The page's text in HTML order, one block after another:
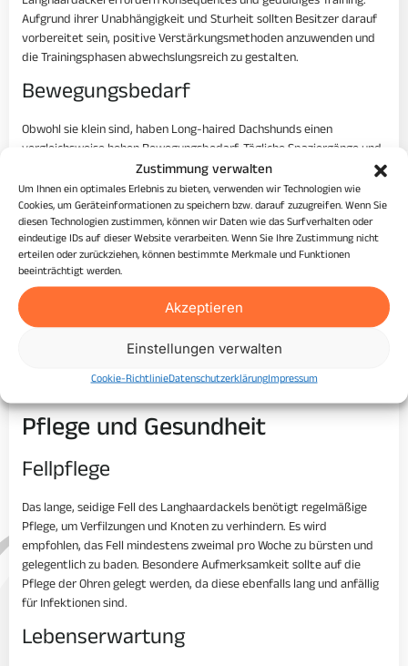
Zustimmung verwalten
Um Ihnen ein optimales Erlebnis zu bieten, verwenden wir Technologien wie
Cookies, um Geräteinformationen zu speichern bzw. darauf zuzugreifen. Wenn Sie
diesen Technologien zustimmen, können wir Daten wie das Surfverhalten oder
eindeutige IDs auf dieser Website verarbeiten. Wenn Sie Ihre Zustimmung nicht
erteilen oder zurückziehen, können bestimmte Merkmale und Funktionen
beeinträchtigt werden.
Akzeptieren
Einstellungen verwalten
Cookie-RichtlinieDatenschutzerklärungImpressum
Aufgrund ihrer Unabhängigkeit und Sturheit sollten Besitzer darauf
vorbereitet sein, positive Verstärkungsmethoden anzuwenden und
die Trainingsphasen abwechslungsreich zu gestalten.
Bewegungsbedarf
Obwohl sie klein sind, haben Long-haired Dachshunds einen
vergleichsweise hohen Bewegungsbedarf. Tägliche Spaziergänge und
Spielzeiten sind wichtig, um übermäßiges Bellen und andere
Verhaltensprobleme zu verhindern. Sie lieben es auch, an Aktivitäten
wie Agility oder Nasenarbeit teilzunehmen.
Besondere Anforderungen
Langhaardackel benötigen eine sorgfältige Pflege, um
gesundheitlichen Problemen vorzubeugen. Aufgrund ihres langen
Rückens und kurzen Beinen sind sie anfällig für Bandscheibenvorfälle
hohen Möbeln haben. Außerdem sollten sie stets auf einem gesunden
Gewicht gehalten werden, um die Belastung des Rückens zu
Pflege und Gesundheit
Fellpflege
Das lange, seidige Fell des Langhaardackels benötigt regelmäßige
Pflege, um Verfilzungen und Knoten zu verhindern. Es wird
empfohlen, das Fell mindestens zweimal pro Woche zu bürsten und
gelegentlich zu baden. Besondere Aufmerksamkeit sollte auf die
Pflege der Ohren gelegt werden, da diese ebenfalls lang und anfällig
für Infektionen sind.
Lebenserwartung